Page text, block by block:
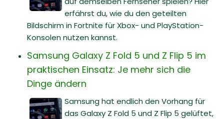
erfährst du, wie du den geteilten
Bildschirm in Fortnite für Xbox- und PlayStation-
Konsolen nutzen kannst.
Samsung Galaxy Z Fold 5 und Z Flip 5 im
praktischen Einsatz: Je mehr sich die
Dinge ändern
Samsung hat endlich den Vorhang für
das Galaxy Z Fold 5 und Z Flip 5 gelüftet,